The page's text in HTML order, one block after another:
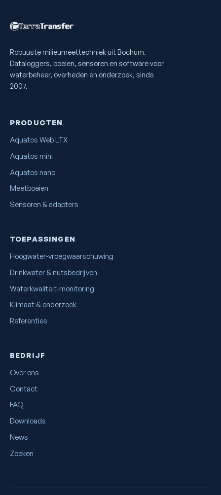
Robuuste milieumeettechniek uit Bochum.
Dataloggers, boeien, sensoren en software voor
waterbeheer, overheden en onderzoek, sinds
2007.
PRODUCTEN
Aquatos Web LTX
Aquatos mini
Aquatos nano
Meetboeien
Sensoren & adapters
TOEPASSINGEN
Hoogwater-vroegwaarschuwing
Drinkwater & nutsbedrijven
Waterkwaliteit-monitoring
Klimaat & onderzoek
Referenties
BEDRIJF
Over ons
Contact
FAQ
Downloads
News
Zoeken